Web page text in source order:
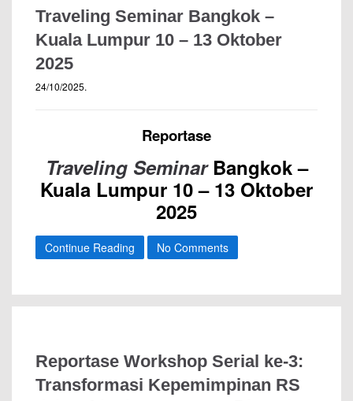
Traveling Seminar Bangkok –
Kuala Lumpur 10 – 13 Oktober
2025
24/10/2025.
Reportase
Traveling Seminar Bangkok –
Kuala Lumpur 10 – 13 Oktober
2025
Continue Reading No Comments
Reportase Workshop Serial ke-3:
Transformasi Kepemimpinan RS